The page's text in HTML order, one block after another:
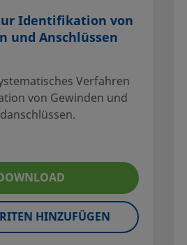
service center. They can
Identifikation von
und Anschlüssen
Verfahren
von Gewinden und
HINZUFÜGEN